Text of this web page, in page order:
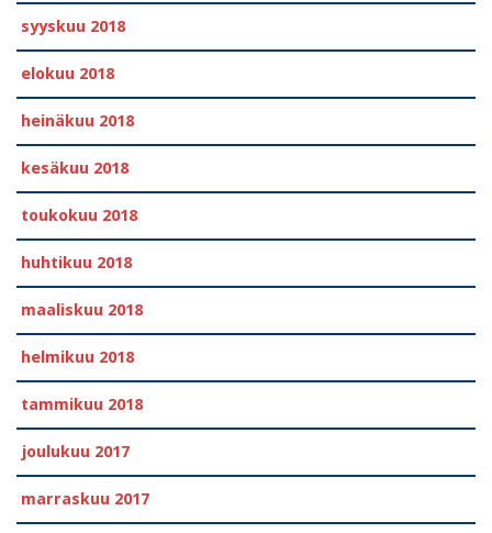
syyskuu 2018
elokuu 2018
heinäkuu 2018
kesäkuu 2018
toukokuu 2018
huhtikuu 2018
maaliskuu 2018
helmikuu 2018
tammikuu 2018
joulukuu 2017
marraskuu 2017